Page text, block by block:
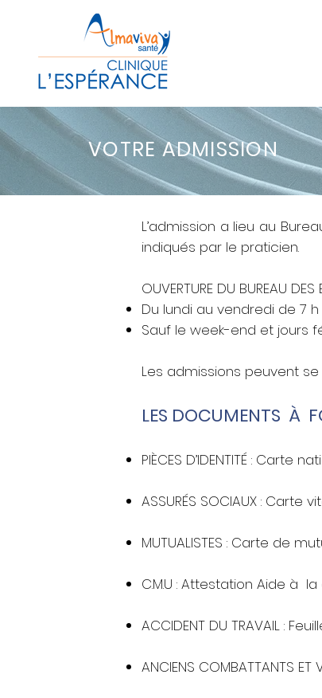
VOTRE ADMISSION
L’admission a lieu au
indiqués par le praticien.
OUVERTURE DU BUREAU DES
Du lundi au vendredi de 7 h
Sauf le week-end et jours
Les admissions peuvent
LES DOCUMENTS À
PIÈCES D’IDENTITÉ :
ASSURÉS SOCIAUX :
MUTUALISTES : Carte de
C.M.U : Attestation Aide à
ACCIDENT DU TRAVAIL :
ANCIENS COMBATTANTS